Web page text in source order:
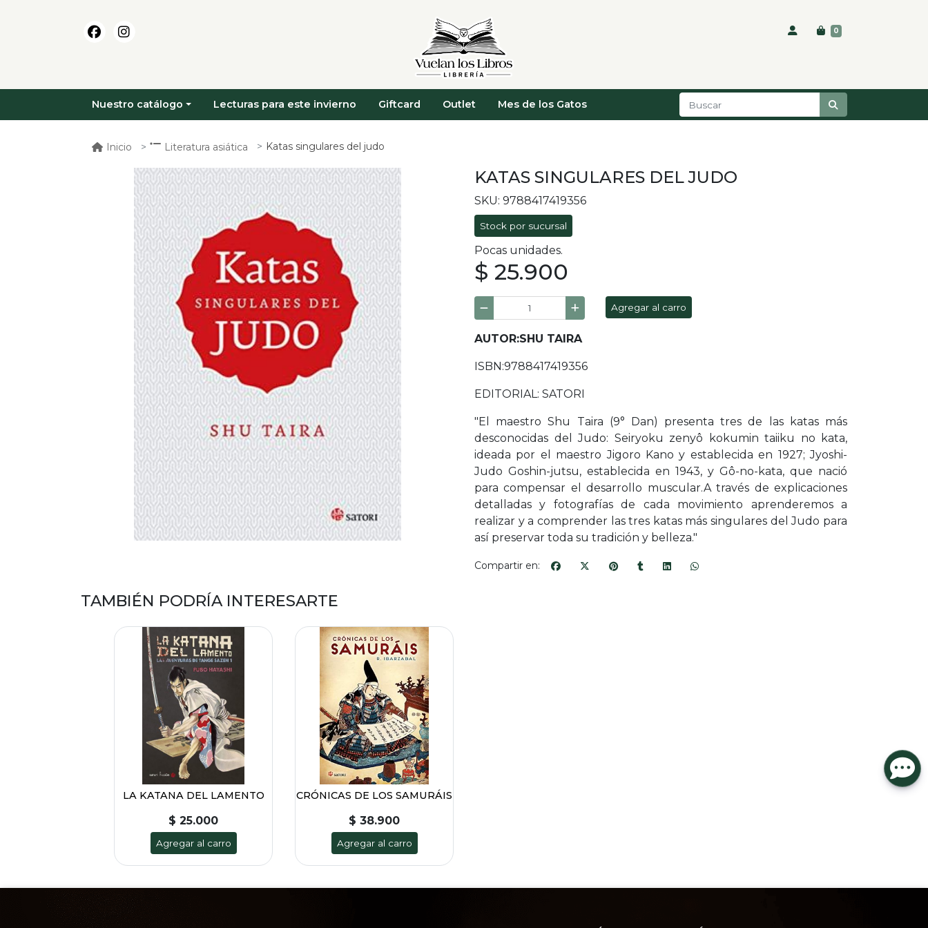
0
Nuestro catálogo Lecturas para este invierno Giftcard Outlet Mes de los Gatos
Inicio Literatura asiática Katas singulares del judo
KATAS SINGULARES DEL JUDO
SKU: 9788417419356
Stock por sucursal
Pocas unidades.
$ 25.900
Agregar al carro
AUTOR:SHU TAIRA
ISBN:9788417419356
EDITORIAL: SATORI
"El maestro Shu Taira (9° Dan) presenta tres de las katas más
desconocidas del Judo: Seiryoku zenyô kokumin taiiku no kata,
ideada por el maestro Jigoro Kano y establecida en 1927; Jyoshi-
Judo Goshin-jutsu, establecida en 1943, y Gô-no-kata, que nació
para compensar el desarrollo muscular.A través de explicaciones
detalladas y fotografías de cada movimiento aprenderemos a
realizar y a comprender las tres katas más singulares del Judo para
así preservar toda su tradición y belleza."
Compartir en:
TAMBIÉN PODRÍA INTERESARTE
LA KATANA DEL LAMENTO
$ 25.000
Agregar al carro
CRÓNICAS DE LOS SAMURÁIS
$ 38.900
Agregar al carro